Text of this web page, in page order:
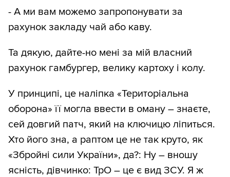
- А ми вам можемо запропонувати за
рахунок закладу чай або каву.
Та дякую, дайте-но мені за мій власний
рахунок гамбургер, велику картоху і колу.
У принципі, це наліпка «Територіальна
оборона» її могла ввести в оману – знаєте,
сей довгий патч, який на ключицю ліпиться.
Хто його зна, а раптом це не так круто, як
«Збройні сили України», да?: Ну – вношу
ясність, дівчинко: ТрО – це є вид ЗСУ. Я ж